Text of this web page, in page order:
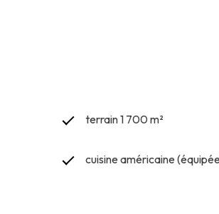
terrain 1 700 m²
cuisine américaine